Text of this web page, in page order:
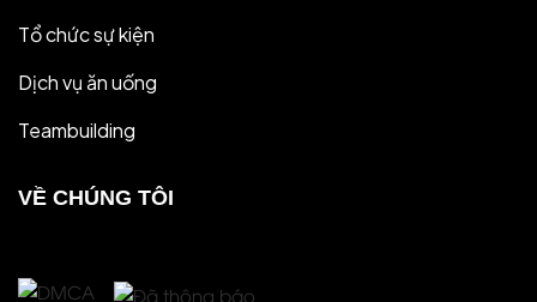
Tổ chức sự kiện
Dịch vụ ăn uống
Teambuilding
VỀ CHÚNG TÔI